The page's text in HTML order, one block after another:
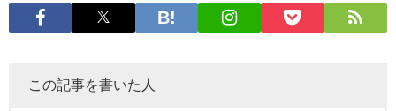
この記事を書いた人